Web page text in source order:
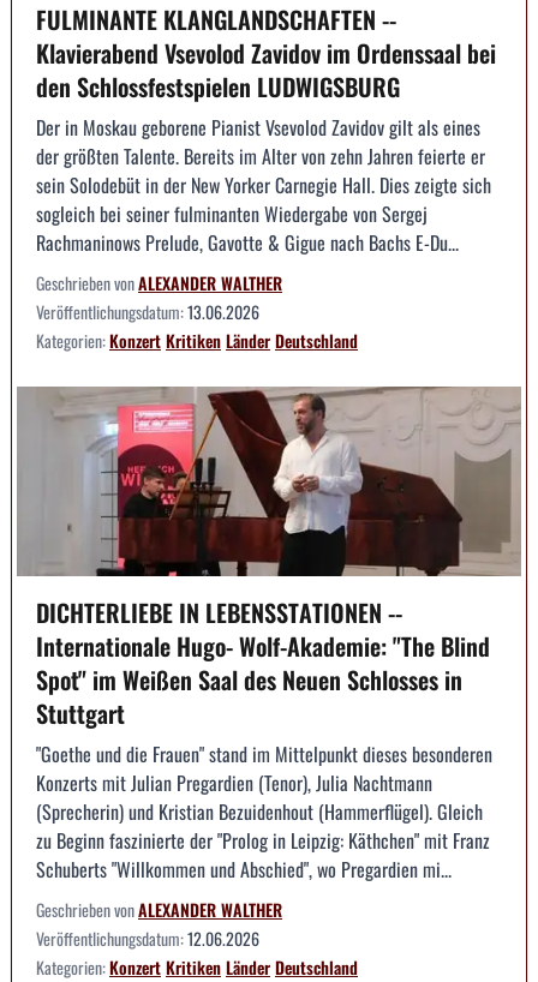
FULMINANTE KLANGLANDSCHAFTEN --
Klavierabend Vsevolod Zavidov im Ordenssaal bei
den Schlossfestspielen LUDWIGSBURG
Der in Moskau geborene Pianist Vsevolod Zavidov gilt als eines
der größten Talente. Bereits im Alter von zehn Jahren feierte er
sein Solodebüt in der New Yorker Carnegie Hall. Dies zeigte sich
sogleich bei seiner fulminanten Wiedergabe von Sergej
Rachmaninows Prelude, Gavotte & Gigue nach Bachs E-Du...
Geschrieben vonALEXANDER WALTHER
Veröffentlichungsdatum:13.06.2026
Kategorien:KonzertKritikenLänderDeutschland
DICHTERLIEBE IN LEBENSSTATIONEN --
Internationale Hugo- Wolf-Akademie: "The Blind
Spot" im Weißen Saal des Neuen Schlosses in
Stuttgart
"Goethe und die Frauen" stand im Mittelpunkt dieses besonderen
Konzerts mit Julian Pregardien (Tenor), Julia Nachtmann
(Sprecherin) und Kristian Bezuidenhout (Hammerflügel). Gleich
zu Beginn faszinierte der "Prolog in Leipzig: Käthchen" mit Franz
Schuberts "Willkommen und Abschied", wo Pregardien mi...
Geschrieben vonALEXANDER WALTHER
Veröffentlichungsdatum:12.06.2026
Kategorien:KonzertKritikenLänderDeutschland